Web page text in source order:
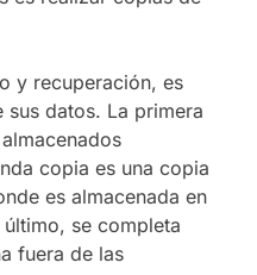
y recuperación, es
datos. La primera
copia es una copia
es almacenada en
se completa
fuera de las